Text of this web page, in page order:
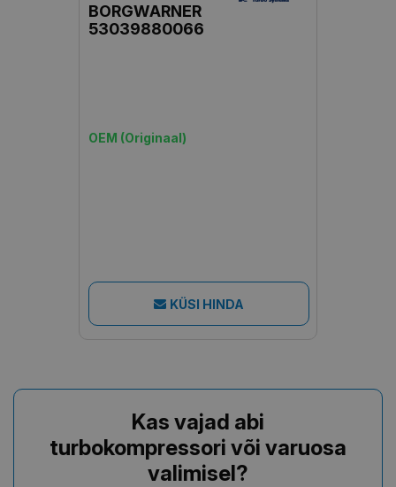
BORGWARNER
53039880066
OEM (Originaal)
KÜSI HINDA
Kas vajad abi
turbokompressori või varuosa
valimisel?